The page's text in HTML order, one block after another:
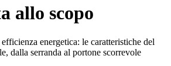
allo scopo
energetica: le caratteristiche del
dalla serranda al portone scorrevole